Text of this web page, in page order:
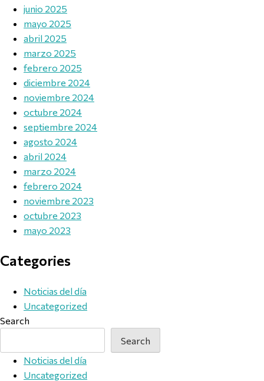
junio 2025
mayo 2025
abril 2025
marzo 2025
febrero 2025
diciembre 2024
noviembre 2024
octubre 2024
septiembre 2024
agosto 2024
abril 2024
marzo 2024
febrero 2024
noviembre 2023
octubre 2023
mayo 2023
Categories
Noticias del día
Uncategorized
Search
Search
Noticias del día
Uncategorized